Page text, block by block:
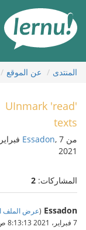
المحتويات
المنتدى عن الموقع
UInmark 'read'
texts
من Essadon
, 7
2021
المشاركات: 2
Essadon
(عرض الملف
7 فبراير، 2021 8:13:13 ص